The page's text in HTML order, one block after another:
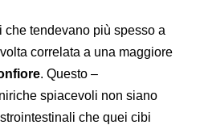
tendevano più spesso a
correlata a una maggiore
. Questo –
spiacevoli non siano
che quei cibi